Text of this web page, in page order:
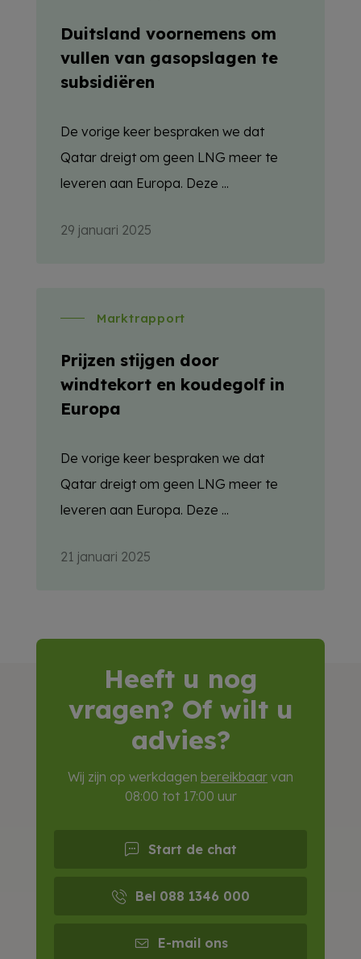
Duitsland voornemens om
vullen van gasopslagen te
subsidiëren
De vorige keer bespraken we dat
Qatar dreigt om geen LNG meer te
leveren aan Europa. Deze ...
29 januari 2025
Marktrapport
Prijzen stijgen door
windtekort en koudegolf in
Europa
De vorige keer bespraken we dat
Qatar dreigt om geen LNG meer te
leveren aan Europa. Deze ...
21 januari 2025
Heeft u nog
vragen? Of wilt u
advies?
Wij zijn op werkdagen bereikbaar van
08:00 tot 17:00 uur
Start de chat
Bel 088 1346 000
E-mail ons